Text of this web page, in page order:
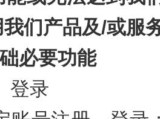
们产品及/或服
必要功能
登录